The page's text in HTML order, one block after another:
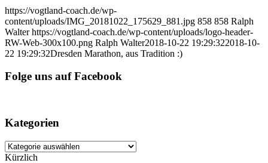
https://vogtland-coach.de/wp-
content/uploads/IMG_20181022_175629_881.jpg 858 858 Ralph
Walter https://vogtland-coach.de/wp-content/uploads/logo-header-
RW-Web-300x100.png Ralph Walter2018-10-22 19:29:322018-10-
22 19:29:32Dresden Marathon, aus Tradition :)
Folge uns auf Facebook
Kategorien
Kategorien
Kürzlich